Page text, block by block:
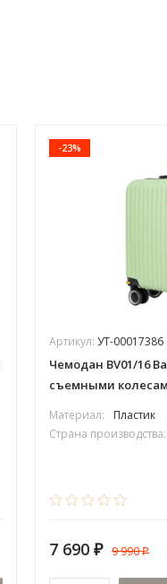
-23%
Артикул:УТ-00017386
Чемодан BV01/16
съемными
Материал:
Пластик
Страна производства:
7 690₽ 9 990₽